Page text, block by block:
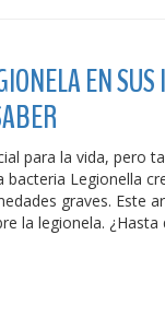
EN
para la vida, pero
bacteria Legionella
graves. Este
la legionela.